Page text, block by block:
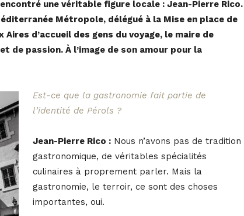
une véritable figure locale : Jean-Pierre Rico.
Métropole, délégué à la Mise en place de
d’accueil des gens du voyage, le maire de
de passion. À l’image de son amour pour la
Est-ce que la gastronomie fait partie de
l’identité de Pérols ?
Jean-Pierre Rico : Nous n’avons pas de tradition
gastronomique, de véritables spécialités
culinaires à proprement parler. Mais la
gastronomie, le terroir, ce sont des choses
importantes, oui.